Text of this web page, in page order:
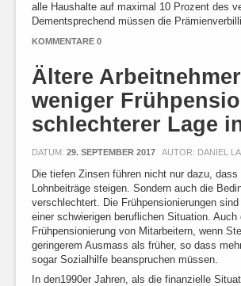
alle Haushalte auf maximal 10 Prozent des
Dementsprechend müssen die
KOMMENTARE 0
Ältere
weniger
schlechterer Lage
DATUM: 29. SEPTEMBER 2017 AUTOR: DANIEL
Die tiefen Zinsen führen nicht nur dazu,
Lohnbeiträge steigen. Sondern auch die
verschlechtert. Die Frühpensionierungen
einer schwierigen beruflichen Situation.
Frühpensionierung von Mitarbeitern, wenn
geringerem Ausmass als früher, so dass
sogar Sozialhilfe beanspruchen müssen.
In den1990er Jahren, als die finanzielle